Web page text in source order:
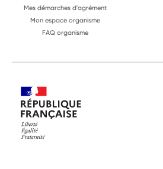
Mes démarches d'agrément
Mon espace organisme
FAQ organisme